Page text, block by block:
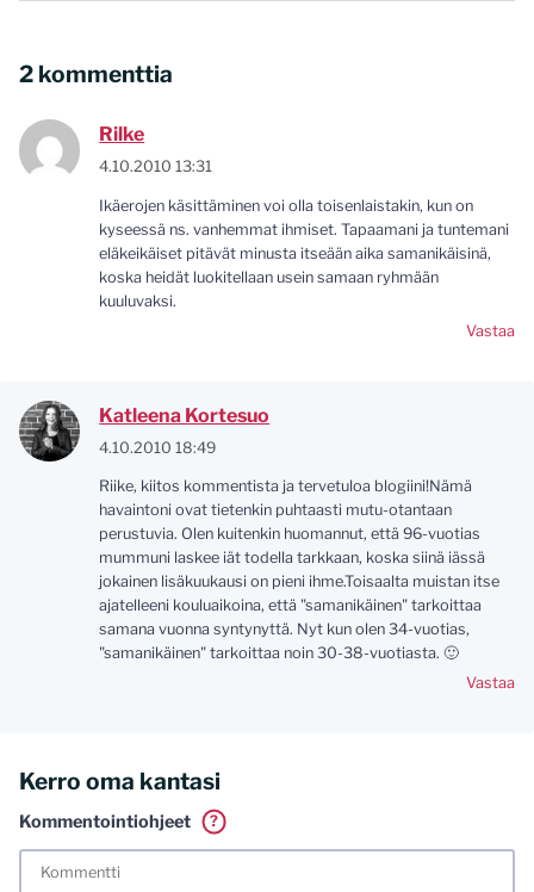
2 kommenttia
Rilke
4.10.2010 13:31
Ikäerojen käsittäminen voi olla toisenlaistakin, kun on
kyseessä ns. vanhemmat ihmiset. Tapaamani ja tuntemani
eläkeikäiset pitävät minusta itseään aika samanikäisinä,
koska heidät luokitellaan usein samaan ryhmään
kuuluvaksi.
Vastaa
Katleena Kortesuo
4.10.2010 18:49
Riike, kiitos kommentista ja tervetuloa blogiini!Nämä
havaintoni ovat tietenkin puhtaasti mutu-otantaan
perustuvia. Olen kuitenkin huomannut, että 96-vuotias
mummuni laskee iät todella tarkkaan, koska siinä iässä
jokainen lisäkuukausi on pieni ihme.Toisaalta muistan itse
ajatelleeni kouluaikoina, että "samanikäinen" tarkoittaa
samana vuonna syntynyttä. Nyt kun olen 34-vuotias,
"samanikäinen" tarkoittaa noin 30-38-vuotiasta. 🙂
Vastaa
Kerro oma kantasi
Kommentointiohjeet
?
meiliosoitteen. Minua ja mielipiteitäni saa ilman muuta